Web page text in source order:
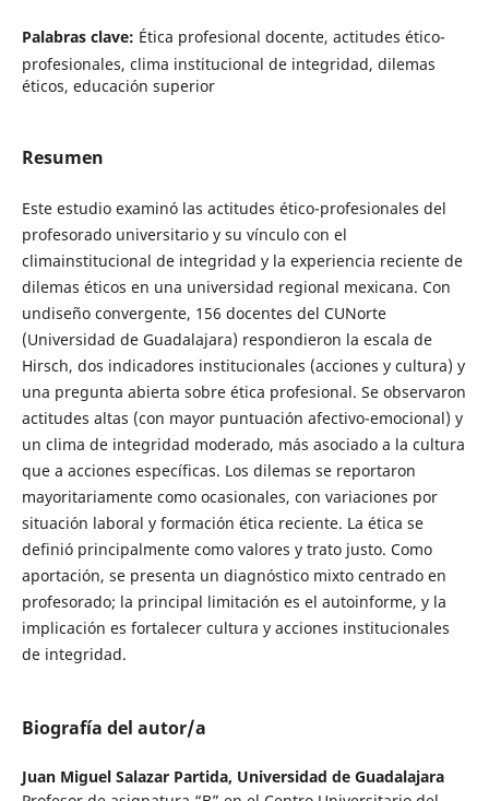
Palabras clave: Ética profesional docente, actitudes ético-
profesionales, clima institucional de integridad, dilemas
éticos, educación superior
Resumen
Este estudio examinó las actitudes ético-profesionales del
profesorado universitario y su vínculo con el
climainstitucional de integridad y la experiencia reciente de
dilemas éticos en una universidad regional mexicana. Con
undiseño convergente, 156 docentes del CUNorte
(Universidad de Guadalajara) respondieron la escala de
Hirsch, dos indicadores institucionales (acciones y cultura) y
una pregunta abierta sobre ética profesional. Se observaron
actitudes altas (con mayor puntuación afectivo-emocional) y
un clima de integridad moderado, más asociado a la cultura
que a acciones específicas. Los dilemas se reportaron
mayoritariamente como ocasionales, con variaciones por
situación laboral y formación ética reciente. La ética se
definió principalmente como valores y trato justo. Como
aportación, se presenta un diagnóstico mixto centrado en
profesorado; la principal limitación es el autoinforme, y la
implicación es fortalecer cultura y acciones institucionales
de integridad.
Biografía del autor/a
Juan Miguel Salazar Partida, Universidad de Guadalajara